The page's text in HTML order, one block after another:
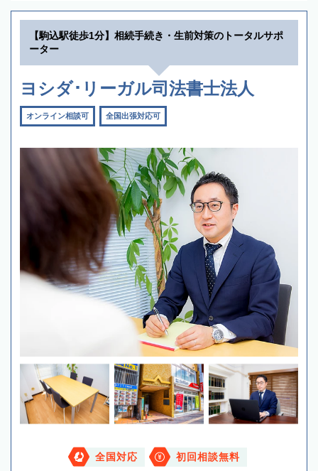
【駒込駅徒歩1分】相続手続き・生前対策のトータルサポ
ーター
ヨシダ･リーガル司法書士法人
オンライン相談可 全国出張対応可
全国対応 初回相談無料